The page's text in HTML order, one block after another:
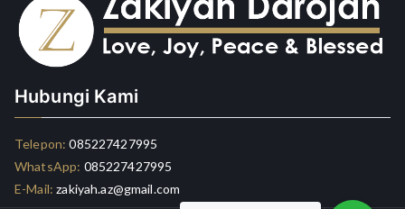
Hubungi Kami
Telepon:085227427995
WhatsApp: 085227427995
E-Mail: zakiyah.az@gmail.com